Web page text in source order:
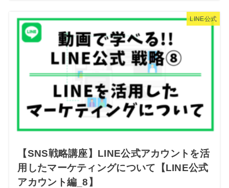
LINE公式
【SNS戦略講座】LINE公式アカウントを活
用したマーケティングについて【LINE公式
アカウント編_8】